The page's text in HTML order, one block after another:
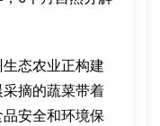
态农业正构建
摘的蔬菜带着
安全和环境保